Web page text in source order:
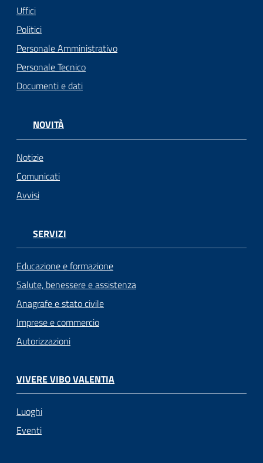
Uffici
Politici
Personale Amministrativo
Personale Tecnico
Documenti e dati
NOVITÀ
Notizie
Comunicati
Avvisi
SERVIZI
Educazione e formazione
Salute, benessere e assistenza
Anagrafe e stato civile
Imprese e commercio
Autorizzazioni
VIVERE VIBO VALENTIA
Luoghi
Eventi